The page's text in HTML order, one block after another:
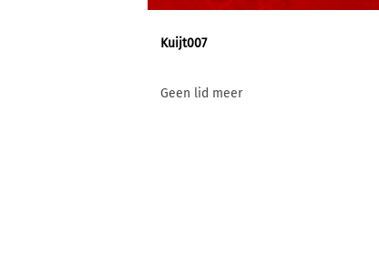
Kuijt007
Geen lid meer